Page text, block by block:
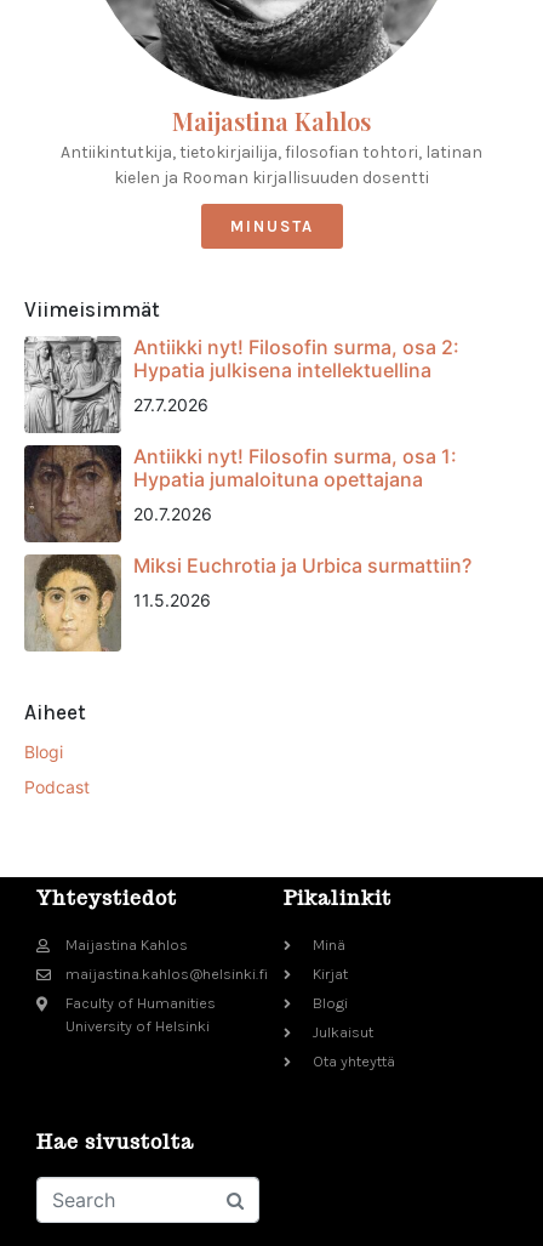
Maijastina Kahlos
Antiikintutkija, tietokirjailija, filosofian tohtori, latinan
kielen ja Rooman kirjallisuuden dosentti
MINUSTA
Viimeisimmät
Antiikki nyt! Filosofin surma, osa 2:
Hypatia julkisena intellektuellina
27.7.2026
Antiikki nyt! Filosofin surma, osa 1:
Hypatia jumaloituna opettajana
20.7.2026
Miksi Euchrotia ja Urbica surmattiin?
11.5.2026
Aiheet
Blogi
Podcast
Yhteystiedot
Maijastina Kahlos
maijastina.kahlos@helsinki.fi
Faculty of Humanities
University of Helsinki
Pikalinkit
Minä
Kirjat
Blogi
Julkaisut
Ota yhteyttä
Hae sivustolta